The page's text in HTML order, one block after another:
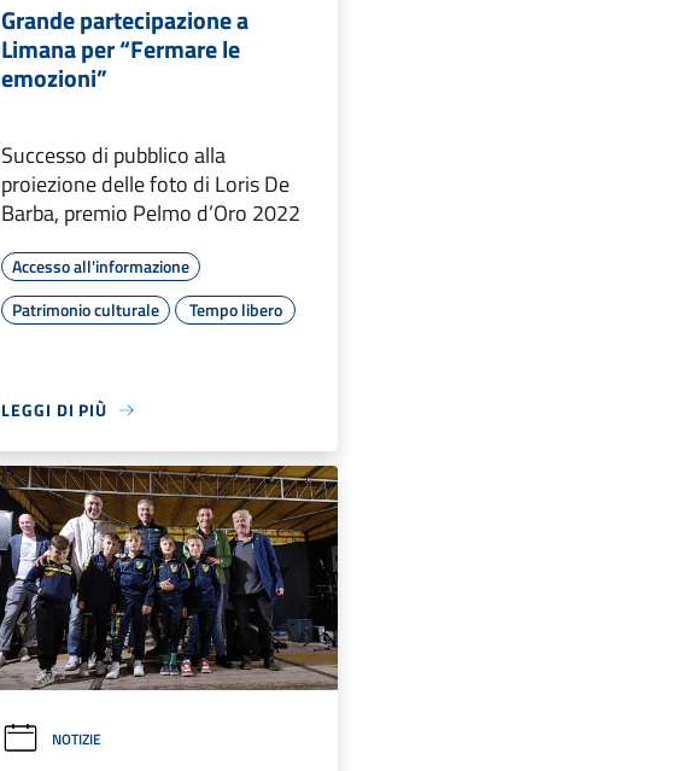
Grande partecipazione a
Limana per “Fermare le
emozioni”
Successo di pubblico alla
proiezione delle foto di Loris De
Barba, premio Pelmo d’Oro 2022
Accesso all'informazione
Patrimonio culturale
Tempo libero
LEGGI DI PIÙ
NOTIZIE